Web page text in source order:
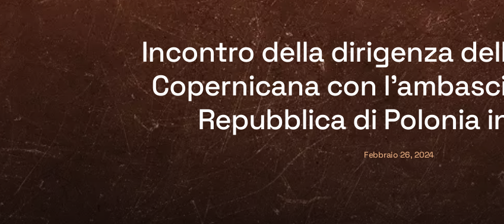
Incontro della dirigenza
Copernicana con
Repubblica di Polonia
Febbraio 26, 2024